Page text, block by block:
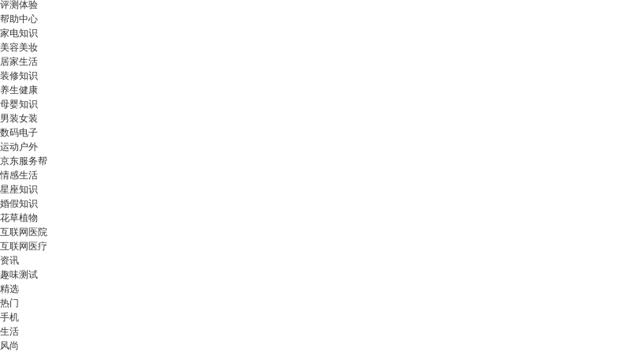
评测体验
帮助中心
家电知识
美容美妆
居家生活
装修知识
养生健康
母婴知识
男装女装
数码电子
运动户外
京东服务帮
情感生活
星座知识
婚假知识
花草植物
互联网医院
互联网医疗
资讯
趣味测试
精选
热门
手机
生活
风尚